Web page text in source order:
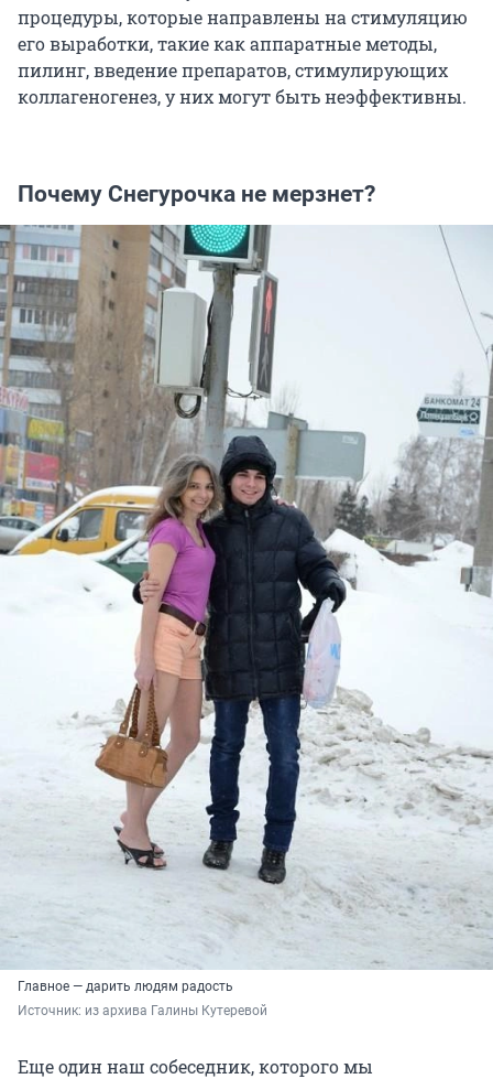
процедуры, которые направлены на стимуляцию
его выработки, такие как аппаратные методы,
пилинг, введение препаратов, стимулирующих
коллагеногенез, у них могут быть неэффективны.
Почему Снегурочка не мерзнет?
Главное — дарить людям радость
Источник: из архива Галины Кутеревой
Еще один наш собеседник, которого мы